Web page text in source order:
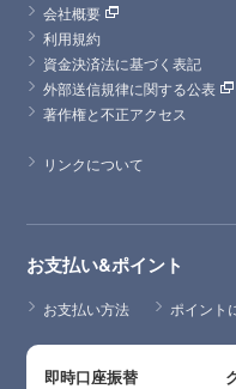
会社概要
利用規約
資金決済法に基づく表記
外部送信規律に関する公表
著作権と不正アクセス
リンクについて
お支払い&ポイント
お支払い方法 ポイント
即時口座振替